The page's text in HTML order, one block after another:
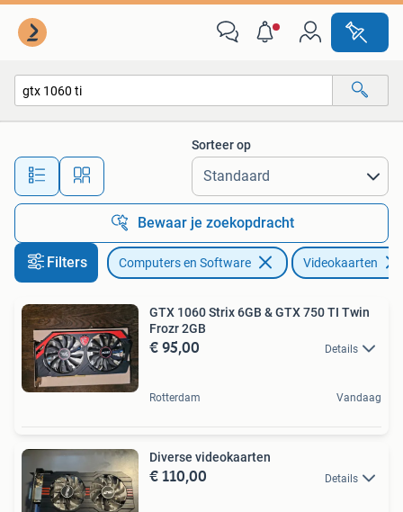
Alle afstanden…
Sorteer op
Bewaar je zoekopdracht
Filters Computers en Software Videokaarten
GTX 1060 Strix 6GB & GTX 750 TI Twin
Frozr 2GB
€ 95,00 Details
Rotterdam Vandaag
Diverse videokaarten
€ 110,00 Details